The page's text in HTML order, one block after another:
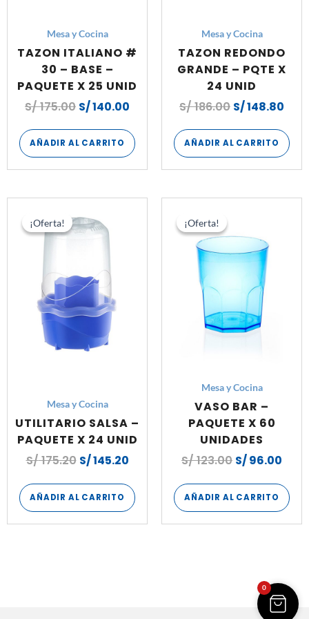
Mesa y Cocina
TAZON ITALIANO #
30 – BASE –
PAQUETE X 25 UNID
S/175.00 S/140.00
AÑADIR AL CARRITO
Mesa y Cocina
TAZON REDONDO
GRANDE – PQTE X
24 UNID
S/186.00 S/148.80
AÑADIR AL CARRITO
¡Oferta!
¡Oferta!
Mesa y Cocina
UTILITARIO SALSA –
PAQUETE X 24 UNID
S/175.20
precio
original
S/145.20
AÑADIR AL CARRITO
¡Oferta!
¡Oferta!
Mesa y Cocina
VASO BAR –
PAQUETE X 60
UNIDADES
S/123.00
era:
S/ 123.00.
S/96.00
AÑADIR AL CARRITO
0